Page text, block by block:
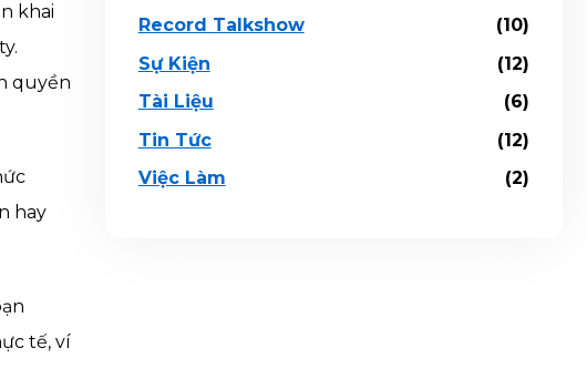
khai
quyền
hay
tế, ví
Record Talkshow
(10)
Sự Kiện
(12)
Tài Liệu
(6)
Tin Tức
(12)
Việc Làm
(2)